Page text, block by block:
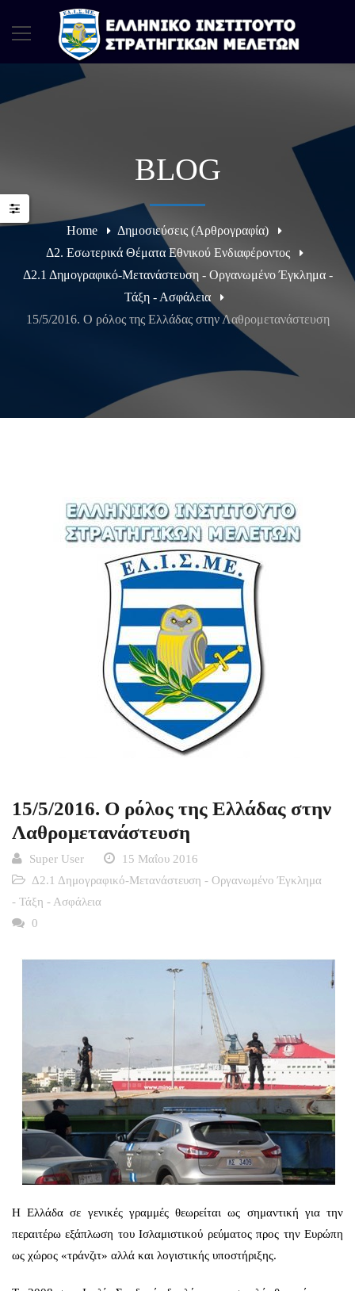
BLOG
Home
Δημοσιεύσεις (Αρθρογραφία)
Δ2. Εσωτερικά Θέματα Εθνικού Ενδιαφέροντος
Δ2.1 Δημογραφικό-Μετανάστευση - Οργανωμένο Έγκλημα -
Τάξη - Ασφάλεια
15/5/2016. Ο ρόλος της Ελλάδας στην Λαθρομετανάστευση
15/5/2016. Ο ρόλος της Ελλάδας στην
Λαθρομετανάστευση
Super User
15 Μαΐου 2016
Δ2.1 Δημογραφικό-Μετανάστευση - Οργανωμένο Έγκλημα
- Τάξη - Ασφάλεια
0
Η Ελλάδα σε γενικές γραμμές θεωρείται ως σημαντική για την
περαιτέρω εξάπλωση του Ισλαμιστικού ρεύματος προς την Ευρώπη
ως χώρος «τράνζιτ» αλλά και λογιστικής υποστήριξης.